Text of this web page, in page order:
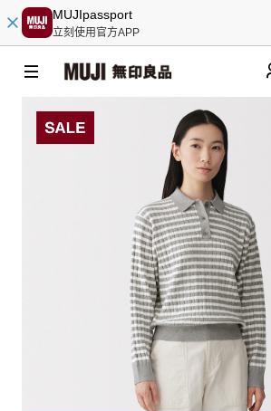
MUJIpassport
立刻使用官方APP